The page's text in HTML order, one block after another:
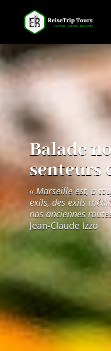
Balade
senteurs
« Marseille est, a
exils, des exils
nos anciennes
Jean-Claude Izzo